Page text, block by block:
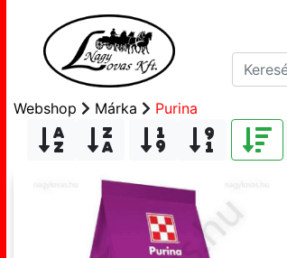
Webshop Márka
Purina